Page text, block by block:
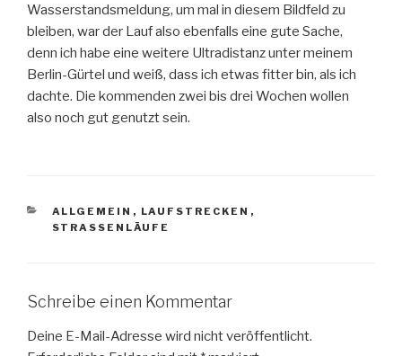
Wasserstandsmeldung, um mal in diesem Bildfeld zu
bleiben, war der Lauf also ebenfalls eine gute Sache,
denn ich habe eine weitere Ultradistanz unter meinem
Berlin-Gürtel und weiß, dass ich etwas fitter bin, als ich
dachte. Die kommenden zwei bis drei Wochen wollen
also noch gut genutzt sein.
KATEGORIEN
ALLGEMEIN , LAUFSTRECKEN ,
STRASSENLÄUFE
Schreibe einen Kommentar
Deine E-Mail-Adresse wird nicht veröffentlicht.